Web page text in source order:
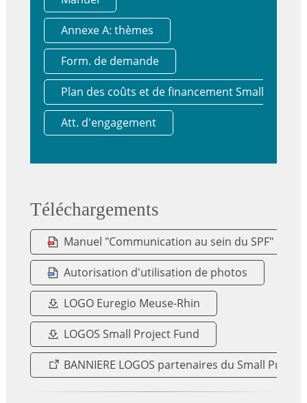
Annexe A: thèmes
Form. de demande
Plan des coûts et de financement Small project
Att. d'engagement
Téléchargements
Manuel "Communication au sein du SPF"
Autorisation d'utilisation de photos
LOGO Euregio Meuse-Rhin
LOGOS Small Project Fund
BANNIERE LOGOS partenaires du Small